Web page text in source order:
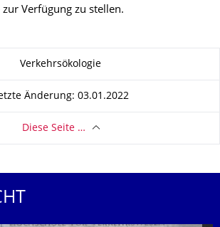
zur Verfügung zu stellen.
Verkehrsökologie
Änderung: 03.01.2022
Diese Seite …